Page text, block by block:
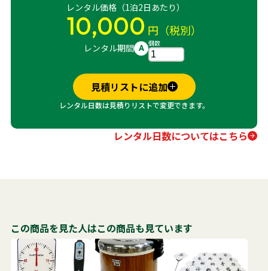
レンタル価格（1泊2日あたり）
10,000 円（税別）
レンタル期間 A 個数
見積リストに追加
レンタル日数は見積りリストで変更できます。
レンタル日数についてはこちら
この商品を見た人はこの商品も見ています